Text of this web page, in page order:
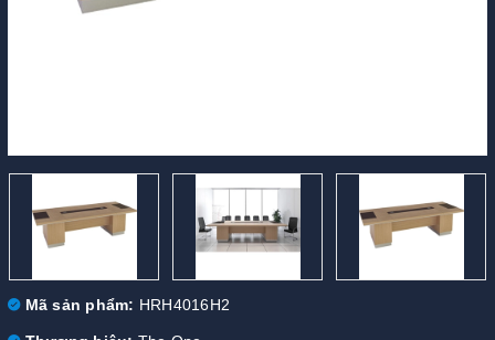
Mã sản phẩm: HRH4016H2